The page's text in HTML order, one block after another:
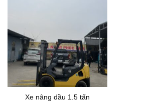
Xe nâng dầu 1.5 tấn